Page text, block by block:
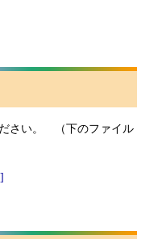
さい。 （下のファイル